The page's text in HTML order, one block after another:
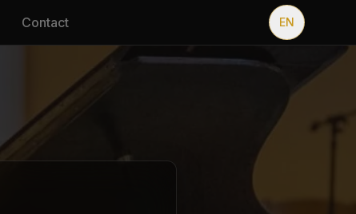
Contact EN